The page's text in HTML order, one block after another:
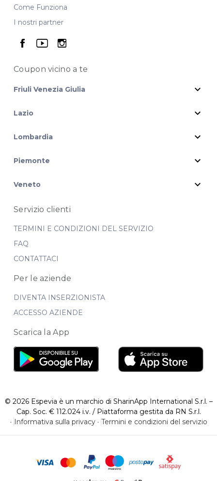
Come Funziona
I nostri partner
seguici su facebook
seguici su youtube
seguici su instagram
Coupon vicinoa te
Friuli Venezia Giulia expand_more
Lazio expand_more
Lombardia expand_more
Piemonte expand_more
Veneto expand_more
Servizio clienti
TERMINI E CONDIZIONI DEL SERVIZIO
FAQ
CONTATTACI
Per le aziende
DIVENTA INSERZIONISTA
ACCESSO AZIENDE
Scarica la App
© 2026 Espevia è un marchio di SharinApp International S.r.l. –
Cap. Soc. € 112.024 i.v. / Piattaforma gestita da RN S.r.l.
·
Informativa sulla privacy· Termini e condizioni del servizio